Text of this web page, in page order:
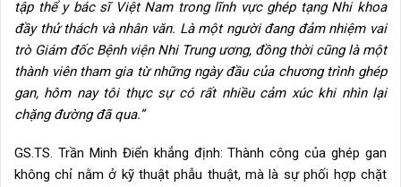
tập thể y bác sĩ Việt Nam trong lĩnh vực ghép tạng Nhi khoa
đầy thử thách và nhân văn. Là một người đang đảm nhiệm vai
trò Giám đốc Bệnh viện Nhi Trung ương, đồng thời cũng là một
thành viên tham gia từ những ngày đầu của chương trình ghép
gan, hôm nay tôi thực sự có rất nhiều cảm xúc khi nhìn lại
chặng đường đã qua.”
GS.TS. Trần Minh Điển khẳng định: Thành công của ghép gan
không chỉ nằm ở kỹ thuật phẫu thuật, mà là sự phối hợp chặt